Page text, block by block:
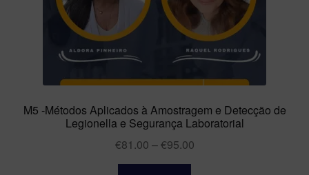
M5 -Métodos Aplicados à Amostragem e Detecção de
Legionella e Segurança Laboratorial
€81.00 –€95.00